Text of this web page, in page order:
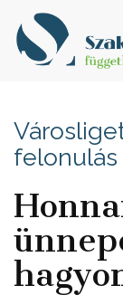
felonulás